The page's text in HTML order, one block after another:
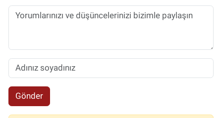
Gönder